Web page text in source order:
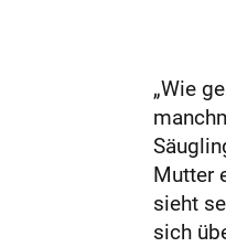
„Wie
Mutter
sieht
sich